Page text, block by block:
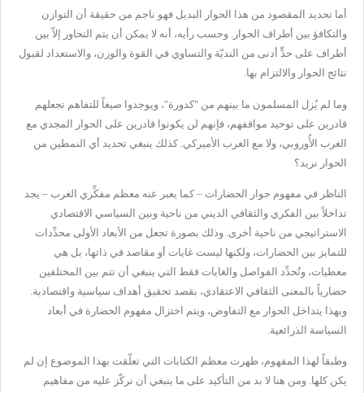
أما تحديد المقصود من هذا الحوار البديل فهو ناجم من حقيقة أن التوازن
والتكافؤ بين أطراف الحوار. وحسب رأيه، أنه لا يمكن أن يتم التحاور إلاّ بين
أطراف على حدٍّ أدنى من النديّة والتساوي في القوة والوزن، والاستعداد لقبول
نتائج الحوار والالتزام بها.
وما لم يُزل المسلمون ما بينهم من "كدورة"، ويوجدوا صيغاً للتفاهم تجعلهم
قادرين على توحيد مواقفهم، فإنهم لن يكونوا قادرين على الحوار المجدي مع
الغرب الأُوروبي، ولا مع الغرب الأميركي. كذلك ينبغي تحديد أي النمطين من
الحوار نريد؟
الناظر في مفهوم حوار الحضارات – كما يعبر عنه معظم مفكِّري الغرب – يجد
تداخلاً بين الفكري والثقافي الديني من ناحية وبين السياسي الاقتصادي
الاستراتيجي من ناحية أخرى. وذلك بصورة تجعل من الأبعاد الأولى محدِّدات
للتمايز بين الحضارات، ولكنها ليست غايات أو مقاصد في ذاتها، بل هي
معطيات، وتُحدِّد الفواصل والغايات فقط التي ينبغي أن تتم بين المختلفين
حضارياً بالمعنى الثقافي الاعتقادي، بقصد تحقيق أهداف سياسية واقتصادية.
وبهذا يتداخل الحوار مع التفاوض، ويتم اختزال مفهوم الحضارة في أبعاد
السياسة الذرائعية.
وطبقاً لهذا المفهوم، ظهرت معظم الكتابات التي تعلّقت بهذا الموضوع إن لم
يكن كلها. ومن هنا لا بد من التأكيد على ما ينبغي أن نركّز عليه من مفاهيم